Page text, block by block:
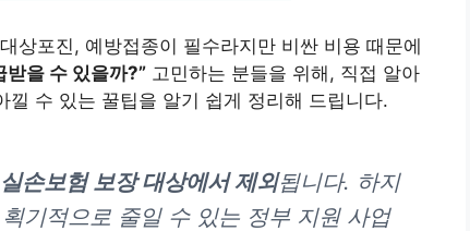
상포진, 예방접종이 필수라지만 비싼 비용 때문에
받을 수 있을까?” 고민하는 분들을 위해, 직접 알아
수 있는 꿀팁을 알기 쉽게 정리해 드립니다.
손보험 보장 대상에서 제외됩니다. 하지
기적으로 줄일 수 있는 정부 지원 사업